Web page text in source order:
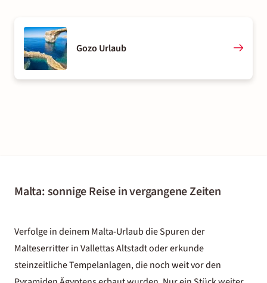
Gozo Urlaub
Malta: sonnige Reise in vergangene Zeiten
Verfolge in deinem Malta-Urlaub die Spuren der
Malteserritter in Vallettas Altstadt oder erkunde
steinzeitliche Tempelanlagen, die noch weit vor den